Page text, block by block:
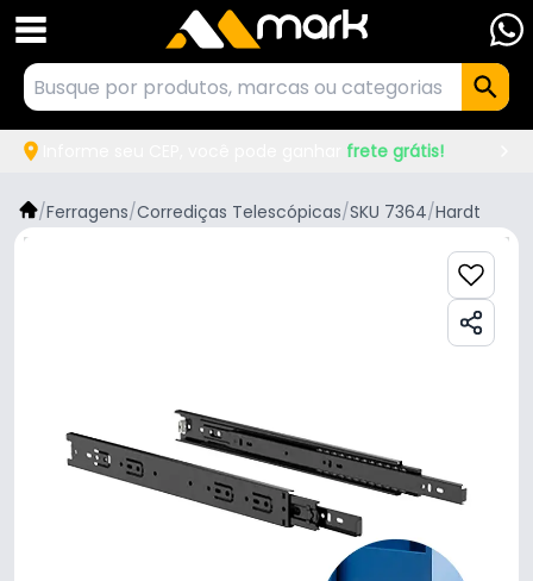
frete grátis!
/Ferragens/Corrediças Telescópicas/SKU 7364/Hardt